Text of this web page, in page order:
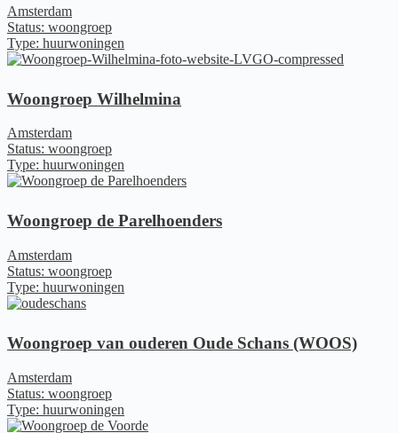
Amsterdam
Status: woongroep
Type: huurwoningen
Woongroep Wilhelmina
Amsterdam
Status: woongroep
Type: huurwoningen
Woongroep de Parelhoenders
Amsterdam
Status: woongroep
Type: huurwoningen
Woongroep van ouderen Oude Schans (WOOS)
Amsterdam
Status: woongroep
Type: huurwoningen